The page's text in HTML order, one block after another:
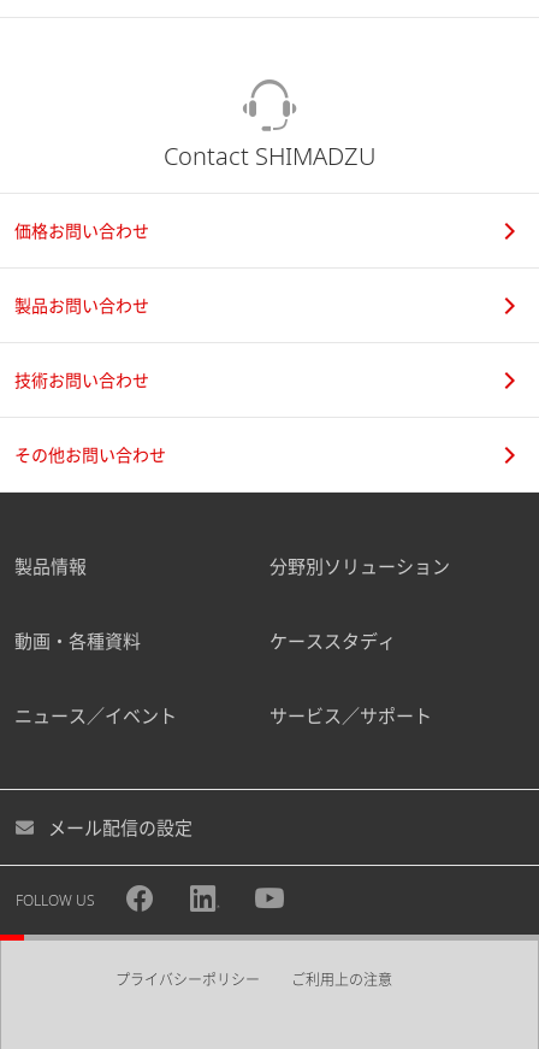
Contact SHIMADZU
価格お問い合わせ
製品お問い合わせ
技術お問い合わせ
その他お問い合わせ
製品情報 分野別ソリューション
動画・各種資料 ケーススタディ
ニュース／イベント サービス／サポート
メール配信の設定
FOLLOW US
プライバシーポリシー ご利用上の注意